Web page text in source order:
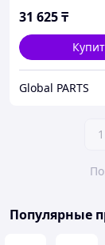
31 625₸
Global PARTS
1
Популярные